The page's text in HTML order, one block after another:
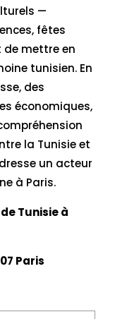
—
fêtes
mettre en
tunisien. En
des
économiques,
la Tunisie et
un acteur
à Paris.
Tunisie à
Paris